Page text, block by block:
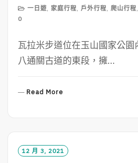
一日遊, 家庭行程, 戶外行程, 爬山行程,
0
瓦拉米步道位在玉山國家公園
八通關古道的東段，擁...
Read More
O
R
12 月 3, 2021